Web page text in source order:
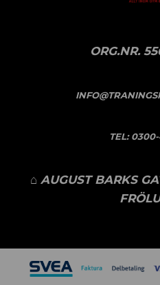
ORG.NR.
TEL:
⌂ AUGUST BARKS